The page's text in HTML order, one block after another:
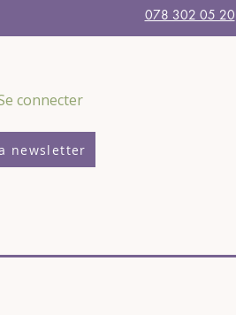
078 302 05 20
connecter
newsletter